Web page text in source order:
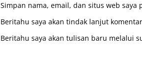
Simpan nama, email, dan situs web
Beritahu saya akan tindak lanjut
Beritahu saya akan tulisan baru melalui